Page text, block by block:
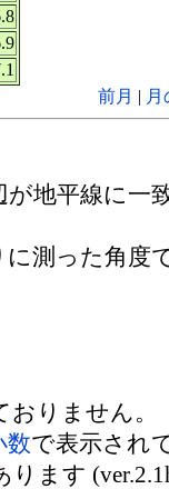
前月 |
地平線に一
に測った角度
りません。
数で表示され
ます